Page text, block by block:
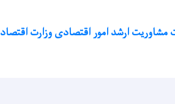
مشاوریت ارشد امور اقتصادی وزارت اقتصاد